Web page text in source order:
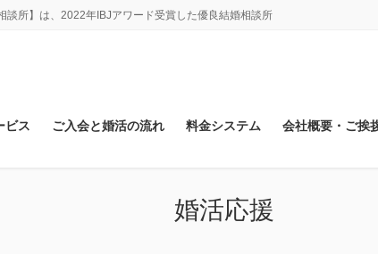
所】は、2022年IBJアワード受賞した優良結婚相談所
ビス ご入会と婚活の流れ 料金システム 会社概要・ご挨
婚活応援